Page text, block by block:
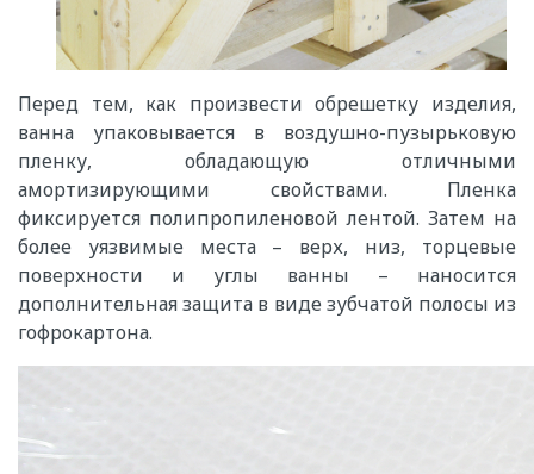
Перед тем, как произвести обрешетку изделия,
ванна упаковывается в воздушно-пузырьковую
пленку, обладающую отличными
амортизирующими свойствами. Пленка
фиксируется полипропиленовой лентой. Затем на
более уязвимые места – верх, низ, торцевые
поверхности и углы ванны – наносится
дополнительная защита в виде зубчатой полосы из
гофрокартона.